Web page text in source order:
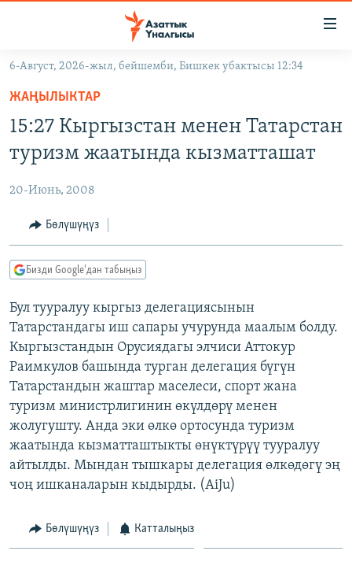
Навигацияга
өтүңүз
салыңызКЫРГЫЗСТАН
ЭКОНОМИКА
МАДАНИЯТ
БОРБОР АЗИЯ
УКРАИНА
АТАЙЫН ИЛИКТӨӨ
ТВ ПРОГРАММАЛАР
ЭКСПЕРТТЕР ТАЛДАЙТ
БИЗ ЖАНА ДҮЙНӨ
ДАНИСТЕ
ЭЖЕ-СИҢДИЛЕР
АЗАТТЫК+
ЫҢГАЙСЫЗ СУРООЛОР
ӨЗГӨЧӨ ПИКИР
Русский
ОНЛАЙН ШЕРИНЕ
ЭЕ/АРнун бардык сайттары
6-Август, 2026-жыл, бейшемби, Бишкек убактысы 12:34
ЖАҢЫЛЫКТАР
15:27 Кыргызстан менен Татарстан
туризм жаатында кызматташат
20-Июнь, 2008
Бөлүшүңүз
Бизди Google'дан табыңыз
Бул тууралуу кыргыз делегациясынын
Татарстандагы иш сапары учурунда маалым болду.
Кыргызстандын Орусиядагы элчиси Аттокур
Раимкулов башында турган делегация бүгүн
Татарстандын жаштар маселеси, спорт жана
туризм министрлигинин өкүлдөрү менен
жолугушту. Анда эки өлкө ортосунда туризм
жаатында кызматташтыкты өнүктүрүү тууралуу
айтылды. Мындан тышкары делегация өлкөдөгү эң
чоң ишканаларын кыдырды. (AiJu)
Бөлүшүңүз Катталыңыз